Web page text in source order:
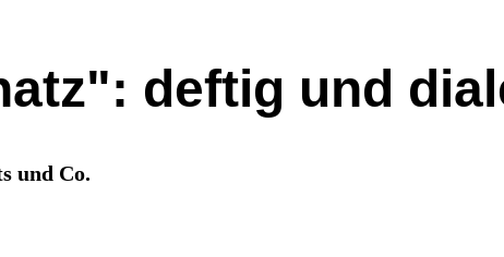
deftig und
und Co.